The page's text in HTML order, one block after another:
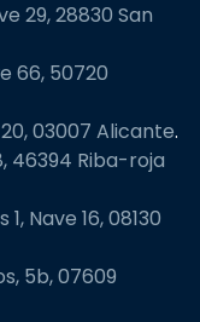
29, 28830 San
66, 50720
03007 Alicante.
46394 Riba-roja
Nave 16, 08130
5b, 07609